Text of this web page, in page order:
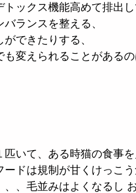
ックス機能高めて排出し
ランスを整える、
できたりする、
も変えられることがある
匹いて、ある時猫の食事を
ードは規制が甘くけっこ
、、毛並みはよくなるし